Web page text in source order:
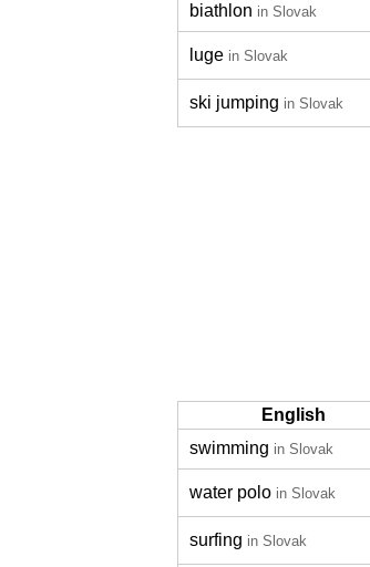
biathlon in Slovak
luge in Slovak
ski jumping in Slovak
English
swimming in Slovak
water polo in Slovak
surfing in Slovak